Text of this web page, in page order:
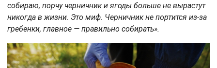
собираю, порчу черничник и ягоды больше не вырастут
никогда в жизни. Это миф. Черничник не портится из-за
гребенки, главное — правильно собирать».